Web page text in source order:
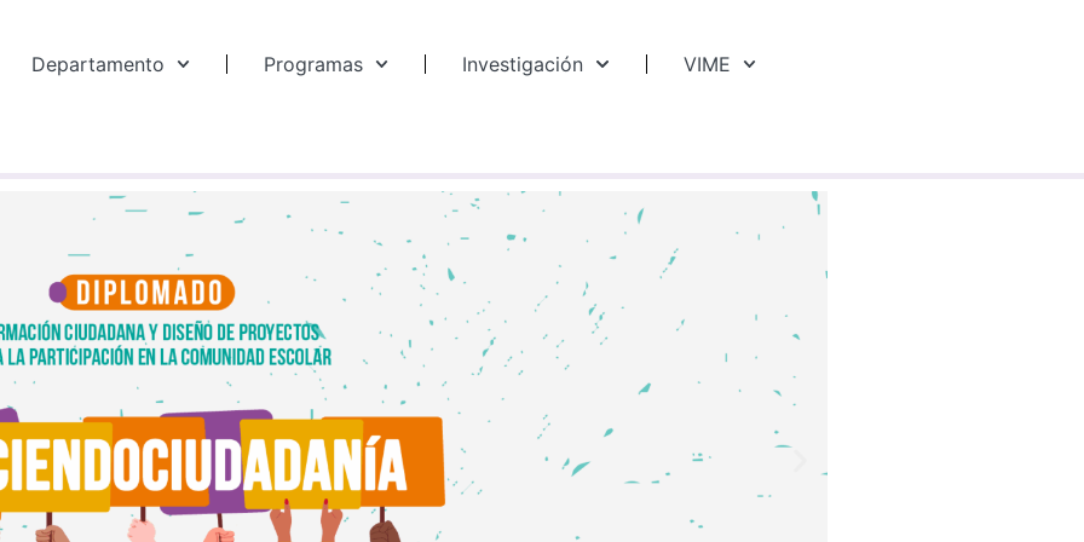
Departamento Programas Investigación VIME